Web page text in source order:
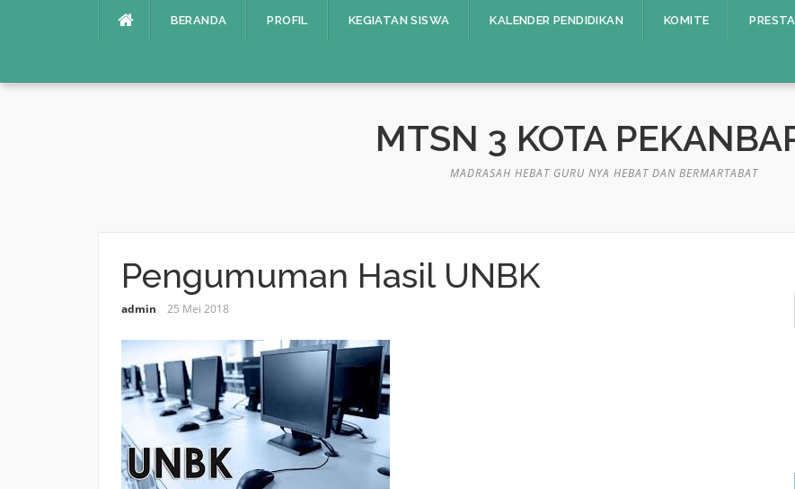
BERANDA PROFIL KEGIATAN SISWA KALENDER PENDIDIKAN KOMITE
MTSN 3 KOTA
MADRASAH HEBAT GURU NYA HEBAT DAN BERMARTABAT
Pengumuman Hasil UNBK
admin 25 Mei 2018